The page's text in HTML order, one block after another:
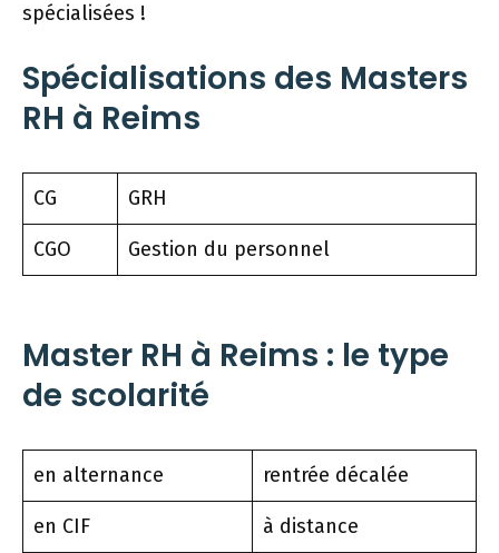
spécialisées !
Spécialisations des Masters
RH à Reims
CG GRH
CGO Gestion du personnel
Master RH à Reims : le type
de scolarité
en alternance rentrée décalée
en CIF à distance